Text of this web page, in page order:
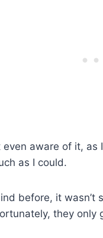
even aware of it,
as I could.
before, it
they only